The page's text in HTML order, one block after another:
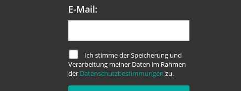
E-Mail:
Ich stimme der Speicherung und
Verarbeitung meiner Daten im Rahmen
der Datenschutzbestimmungen zu.